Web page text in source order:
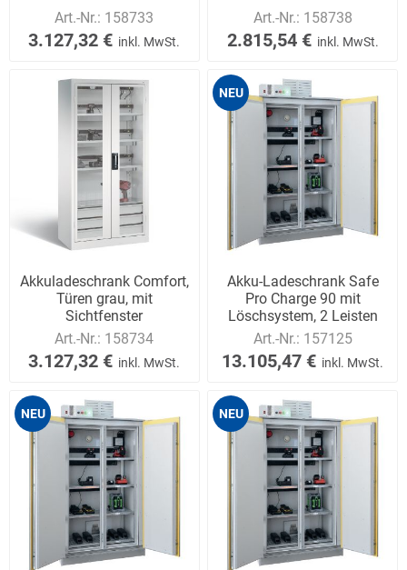
Art.-Nr.: 158733
3.127,32 € inkl. MwSt.
Art.-Nr.: 158738
2.815,54 € inkl. MwSt.
Akkuladeschrank Comfort,
Türen grau, mit
Sichtfenster
Art.-Nr.: 158734
3.127,32 € inkl. MwSt.
NEU
Akku-Ladeschrank Safe
Pro Charge 90 mit
Löschsystem, 2 Leisten
Art.-Nr.: 157125
13.105,47 € inkl. MwSt.
NEU NEU